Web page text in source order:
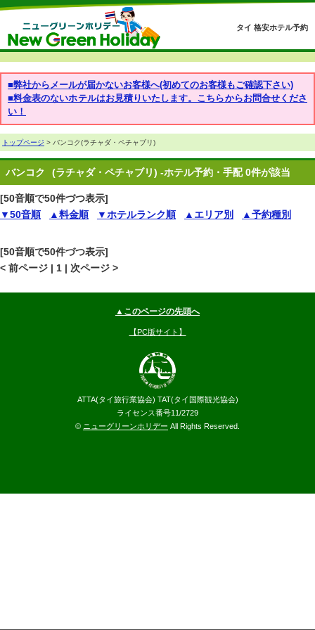
タイ 格安ホテル予約
■弊社からメールが届かないお客様へ(初めてのお客様もご確認下さい)
■料金表のないホテルはお見積りいたします。こちらからお問合せくださ
い！
トップページ > バンコク(ラチャダ・ペチャブリ)
バンコク (ラチャダ・ペチャブリ) -ホテル予約・手配 0件が該当
[50音順で50件づつ表示]
▼50音順
▲料金順 ▼ホテルランク順 ▲エリア別 ▲予約種別
[50音順で50件づつ表示]
< 前ページ | 1 | 次ページ >
▲このページの先頭へ
【PC版サイト】
ATTA(タイ旅行業協会) TAT(タイ国際観光協会)
ライセンス番号11/2729
© ニューグリーンホリデー All Rights Reserved.